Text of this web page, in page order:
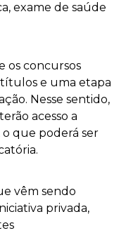
exame de saúde
os concursos
e uma etapa
Nesse sentido,
acesso a
que poderá ser
vêm sendo
privada,